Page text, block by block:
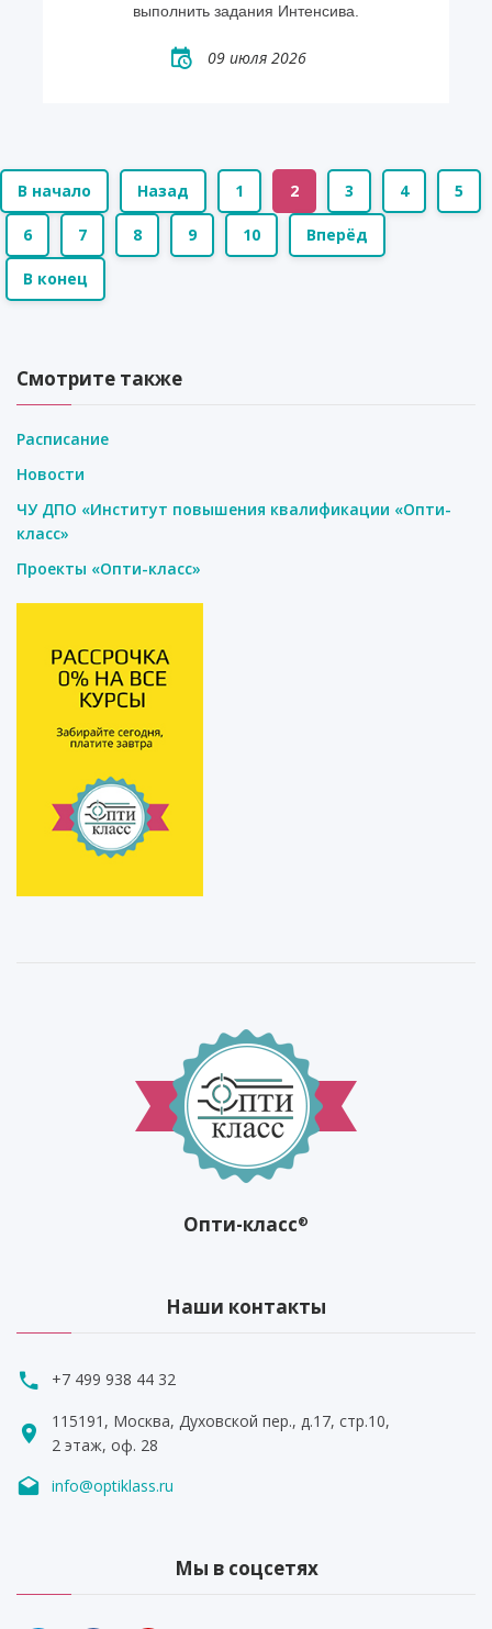
выполнить задания Интенсива.
09 июля 2026
В начало Назад 1 2 3 4 5
6 7 8 9 10 Вперёд
В конец
Смотрите также
Расписание
Новости
ЧУ ДПО «Институт повышения квалификации «Опти-
класс»
Проекты «Опти-класс»
Опти-класс®
Наши контакты
+7 499 938 44 32
115191, Москва, Духовской пер., д.17, стр.10,
2 этаж, оф. 28
info@optiklass.ru
Мы в соцсетях